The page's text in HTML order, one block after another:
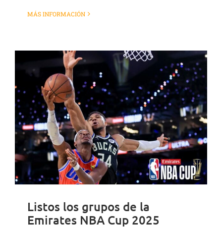
MÁS INFORMACIÓN
Listos los grupos de la
Emirates NBA Cup 2025